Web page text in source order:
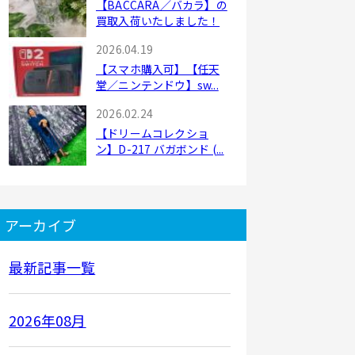
【BACCARA／バカラ】の
買取入荷いたしました！
2026.04.19
【スマホ購入可】【任天
堂／ニンテンドウ】sw...
2026.02.24
【ドリームコレクショ
ン】D-217 バガボンド (...
アーカイブ
最新記事一覧
2026年08月